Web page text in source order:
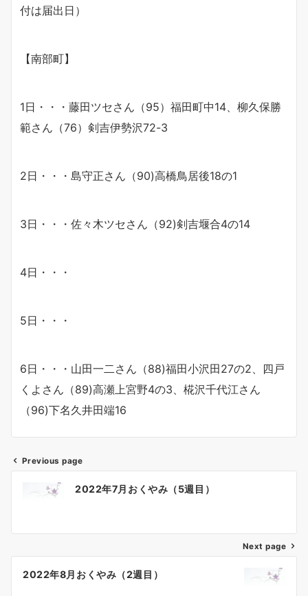
付は届出日）
【南部町】
1日・・・藤田ツセさん（95）福田町中14、柳久保勝
範さん（76）剣吉伊勢沢72-3
2日・・・島守正さん（90)高橋鳥居後18の1
3日・・・佐々木ツセさん（92)剣吉堰合4の14
4日・・・
5日・・・
6日・・・山田一二さん（88)福田小沢田27の2、四戸
くよさん（89)高瀬上宮野4の3、椛沢千代江さん
（96)下名久井田端16
ゲ
Previous page
2022年7月おくやみ（5週目）
Next page
2022年8月おくやみ（2週目）